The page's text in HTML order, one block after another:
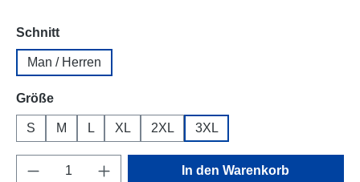
Schnittauswählen
Man / Herren
Größeauswählen
S M L XL 2XL 3XL
Produkt Anzahl: Gib den gewünschten
In den Warenkorb